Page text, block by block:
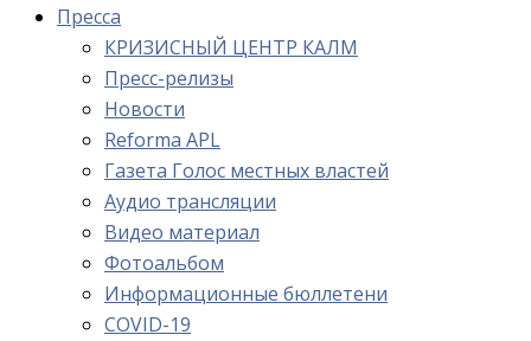
Пресса
КРИЗИСНЫЙ ЦЕНТР КАЛМ
Пресс-релизы
Новости
Reforma APL
Газета Голос местных властей
Аудио трансляции
Видео материал
Фотоальбом
Информационные бюллетени
COVID-19